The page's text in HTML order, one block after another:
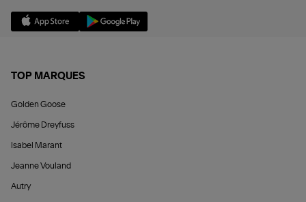
TOP MARQUES
Golden Goose
Jérôme Dreyfuss
Isabel Marant
Jeanne Vouland
Autry